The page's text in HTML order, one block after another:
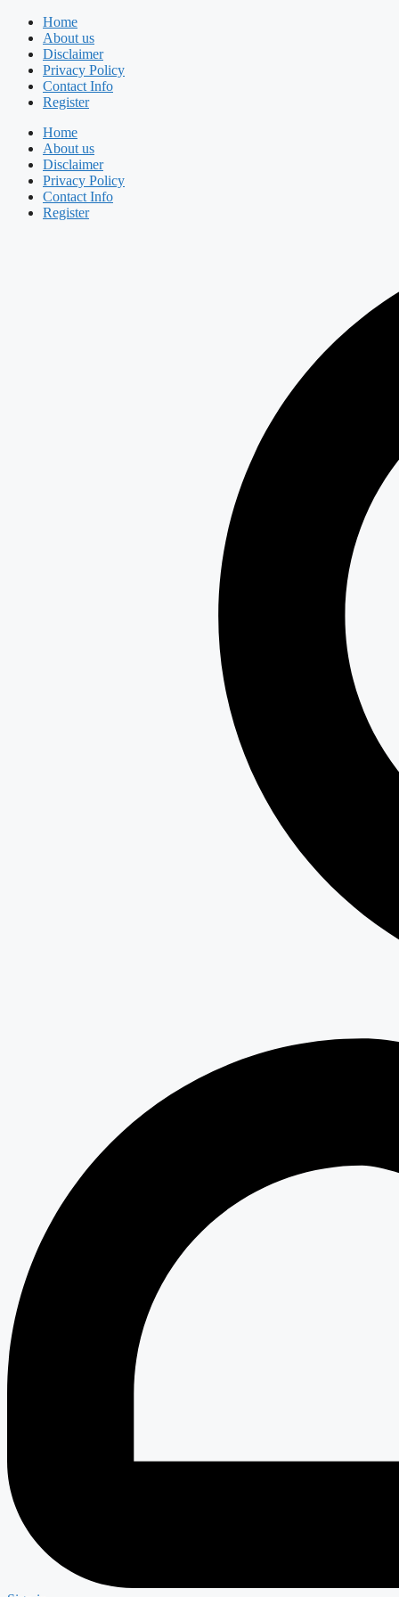
Skip
content
Home
About us
Disclaimer
Privacy Policy
Contact Info
Register
Home
About us
Disclaimer
Privacy Policy
Contact Info
Register